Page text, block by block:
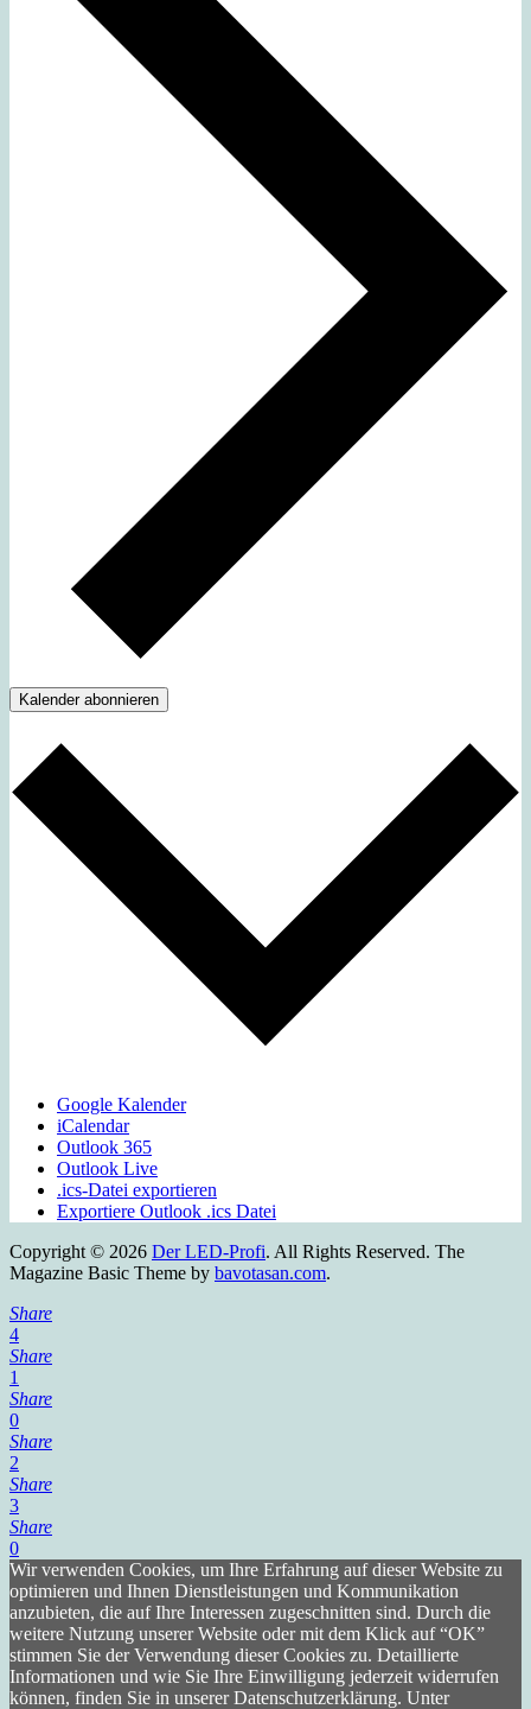
Kalender abonnieren
Google Kalender
iCalendar
Outlook 365
Outlook Live
.ics-Datei exportieren
Exportiere Outlook .ics Datei
Copyright © 2026 Der LED-Profi. All Rights Reserved. The
Magazine Basic Theme by bavotasan.com.
Share
4
Share
1
Share
0
Share
2
Share
3
Share
0
Wir verwenden Cookies, um Ihre Erfahrung auf dieser Website zu
optimieren und Ihnen Dienstleistungen und Kommunikation
anzubieten, die auf Ihre Interessen zugeschnitten sind. Durch die
weitere Nutzung unserer Website oder mit dem Klick auf “OK”
stimmen Sie der Verwendung dieser Cookies zu. Detaillierte
Informationen und wie Sie Ihre Einwilligung jederzeit widerrufen
können, finden Sie in unserer Datenschutzerklärung. Unter